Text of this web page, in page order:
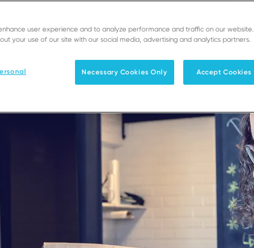
user experience and to analyze performance and traffic on our website.
your use of our site with our social media, advertising and analytics partners.
Necessary Cookies Only Accept Cookies